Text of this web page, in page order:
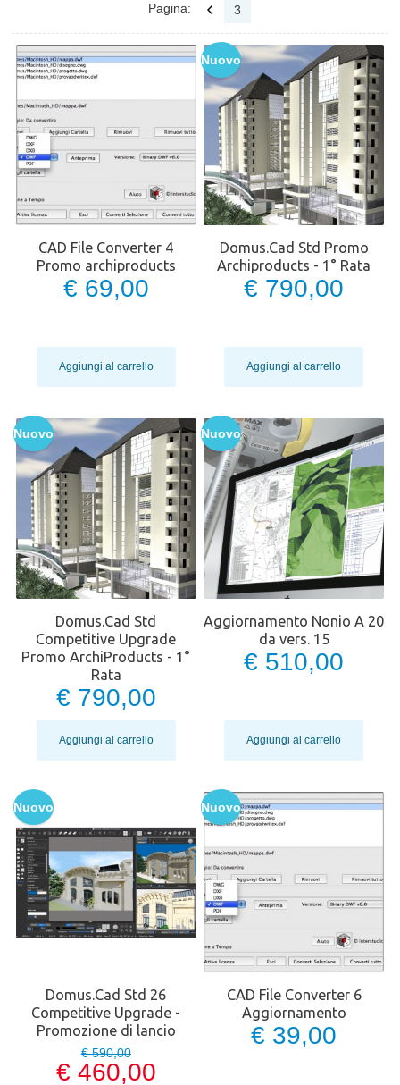
Pagina: 3
CAD File Converter 4
Promo archiproducts
€ 69,00
Aggiungi al carrello
Nuovo
Domus.Cad Std Promo
Archiproducts - 1° Rata
€ 790,00
Aggiungi al carrello
Nuovo
Domus.Cad Std
Competitive Upgrade
Promo ArchiProducts - 1°
Rata
€ 790,00
Aggiungi al carrello
Nuovo
Aggiornamento Nonio A 20
da vers. 15
€ 510,00
Aggiungi al carrello
Nuovo
Domus.Cad Std 26
Competitive Upgrade -
Promozione di lancio
€ 590,00
€ 460,00
Nuovo
CAD File Converter 6
Aggiornamento
€ 39,00